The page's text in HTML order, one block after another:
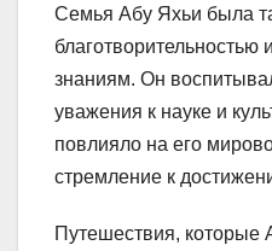
Семья Абу Яхьи была
благотворительностью
знаниям. Он
уважения к науке и
повлияло на его
стремление к
Путешествия, которые